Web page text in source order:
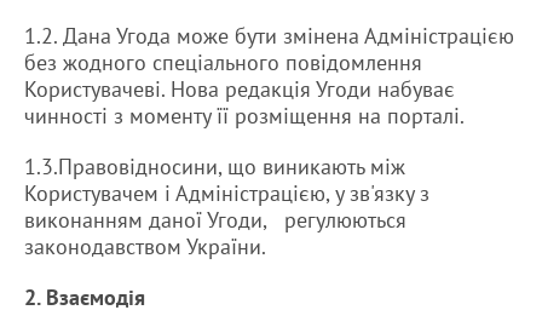
1.2. Дана Угода може бути змінена Адміністрацією
без жодного спеціального повідомлення
Користувачеві. Нова редакція Угоди набуває
чинності з моменту її розміщення на порталі.
1.3.Правовідносини, що виникають між
Користувачем і Адміністрацією, у зв'язку з
виконанням даної Угоди, регулюються
законодавством України.
2. Взаємодія